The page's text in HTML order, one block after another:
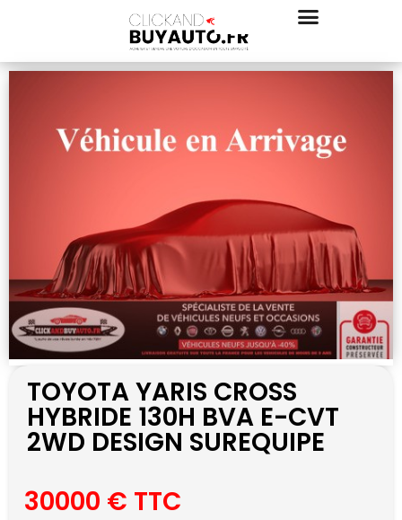
TOYOTA YARIS CROSS
HYBRIDE 130H BVA E-CVT
2WD DESIGN SUREQUIPE
30000 € TTC